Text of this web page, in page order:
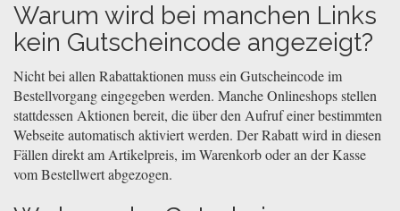
Warum wird bei manchen Links
kein Gutscheincode angezeigt?
Nicht bei allen Rabattaktionen muss ein Gutscheincode im
Bestellvorgang eingegeben werden. Manche Onlineshops stellen
stattdessen Aktionen bereit, die über den Aufruf einer bestimmten
Webseite automatisch aktiviert werden. Der Rabatt wird in diesen
Fällen direkt am Artikelpreis, im Warenkorb oder an der Kasse
vom Bestellwert abgezogen.